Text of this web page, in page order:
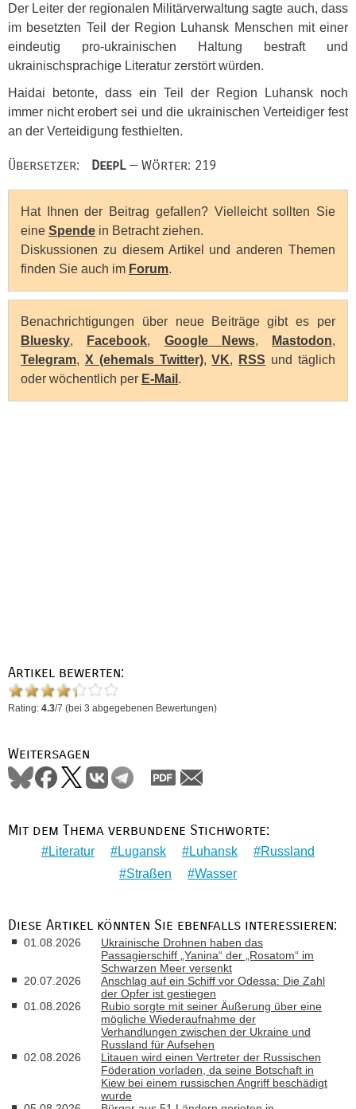
Der Leiter der regionalen Militärverwaltung sagte auch, dass
im besetzten Teil der Region Luhansk Menschen mit einer
eindeutig pro-ukrainischen Haltung bestraft und
ukrainischsprachige Literatur zerstört würden.
Haidai betonte, dass ein Teil der Region Luhansk noch
immer nicht erobert sei und die ukrainischen Verteidiger fest
an der Verteidigung festhielten.
Übersetzer: DeepL— Wörter: 219
Hat Ihnen der Beitrag gefallen? Vielleicht sollten Sie
eine Spende in Betracht ziehen.
Diskussionen zu diesem Artikel und anderen Themen
finden Sie auch im Forum.
Benachrichtigungen über neue Beiträge gibt es per
Bluesky, Facebook, Google News, Mastodon,
Telegram, X (ehemals Twitter),VK, RSS und täglich
oder wöchentlich per E-Mail .
Artikel bewerten:
Rating: 4.3/7 (bei 3 abgegebenen Bewertungen)
Weitersagen
Mit dem Thema verbundene Stichworte:
Literatur Lugansk Luhansk
Russland
Straßen
Wasser
Diese Artikel könnten Sie ebenfalls interessieren:
01.08.2026
Ukrainische Drohnen haben das
Passagierschiff „Yanina“ der „Rosatom“ im
Schwarzen Meer versenkt
20.07.2026
Anschlag auf ein Schiff vor Odessa: Die Zahl
der Opfer ist gestiegen
01.08.2026
Rubio sorgte mit seiner Äußerung über eine
mögliche Wiederaufnahme der
Verhandlungen zwischen der Ukraine und
Russland für Aufsehen
02.08.2026
Litauen wird einen Vertreter der Russischen
Föderation vorladen, da seine Botschaft in
Kiew bei einem russischen Angriff beschädigt
wurde